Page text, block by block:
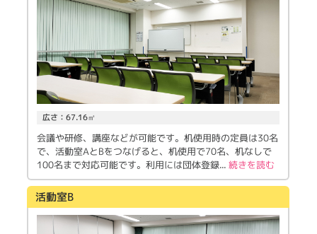
広さ：67.16㎡
会議や研修、講座などが可能です。机使用時の定員は30名
で、活動室AとBをつなげると、机使用で70名、机なしで
100名まで対応可能です。利用には団体登録... 続きを読む
活動室B